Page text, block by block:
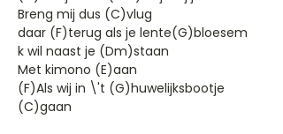
Breng mij dus (C)vlug
daar (F)terug als je lente(G)bloesem
k wil naast je (Dm)staan
Met kimono (E)aan
(F)Als wij in \'t (G)huwelijksbootje
(C)gaan